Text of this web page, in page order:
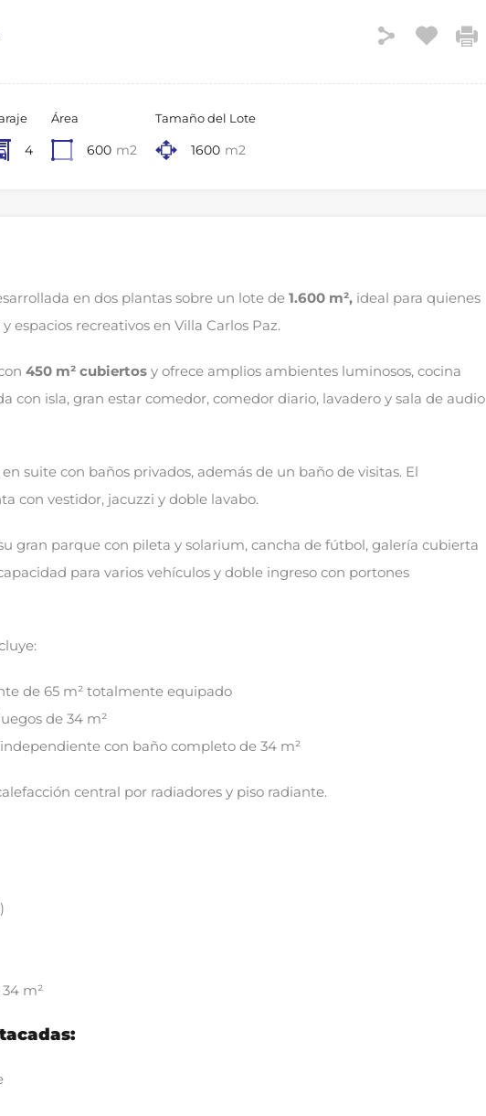
4
Área
600 m2
Tamaño del Lote
1600 m2
en dos plantas sobre un lote de 1.600 m², ideal para quienes
espacios recreativos en Villa Carlos Paz.
450 m² cubiertos y ofrece amplios ambientes luminosos, cocina
con isla, gran estar comedor, comedor diario, lavadero y sala de audio
suite con baños privados, además de un baño de visitas. El
con vestidor, jacuzzi y doble lavabo.
gran parque con pileta y solarium, cancha de fútbol, galería cubierta
para varios vehículos y doble ingreso con portones
de 65 m² totalmente equipado
de 34 m²
con baño completo de 34 m²
central por radiadores y piso radiante.
m²